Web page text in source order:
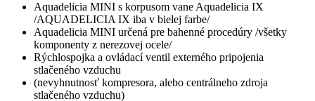
Aquadelicia MINI s korpusom vane Aquadelicia IX
/AQUADELICIA IX iba v bielej farbe/
Aquadelicia MINI určená pre bahenné procedúry /všetky
komponenty z nerezovej ocele/
Rýchlospojka a ovládací ventil externého pripojenia
stlačeného vzduchu
(nevyhnutnosť kompresora, alebo centrálneho zdroja
stlačeného vzduchu)